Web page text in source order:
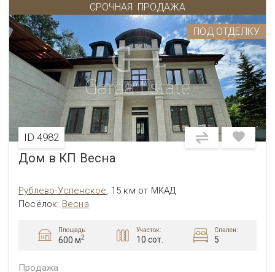
СРОЧНАЯ ПРОДАЖА
ПОД ОТДЕЛКУ
ID 4982
Дом в КП Весна
Рублево-Успенское 15 км от МКАД
Посёлок: Весна
Площадь:
600 м2
Участок:
10 сот.
Спален:
5
Продажа